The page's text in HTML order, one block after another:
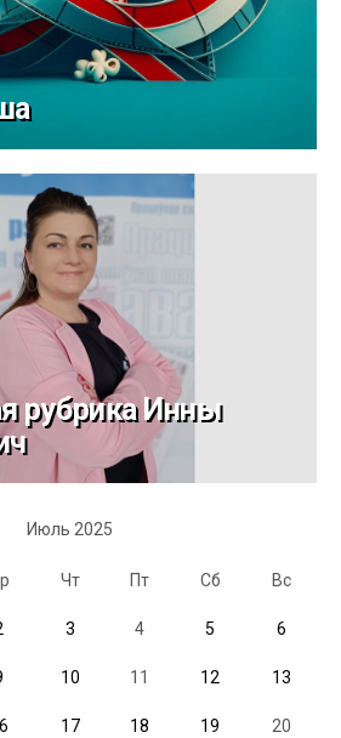
рубрика Инны
Июль 2025
Чт Пт Сб Вс
3 4 5 6
10 11 12 13
17 18 19 20